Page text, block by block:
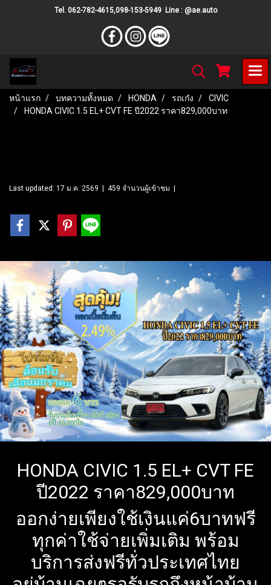
Tel. 062-782-4615,098-153-5949 Line : @ae.auto
หน้าแรก บทความทั้งหมด HONDA รถเก๋ง
CIVIC
HONDA CIVIC 1.5 EL+ CVT FE ปี2022 ราคา829,000บาท
Last updated: 17 ม.ค. 2569 459 จำนวนผู้เข้าชม
HONDA CIVIC 1.5 EL+ CVT FE
ปี2022 ราคา829,000บาท
ออกง่ายเพียงใช้เงินแค่6บาทฟรี
ทุกค่าใช้จ่ายเพิ่มเติม พร้อม
บริการส่งฟรีทั่วประเทศไทย